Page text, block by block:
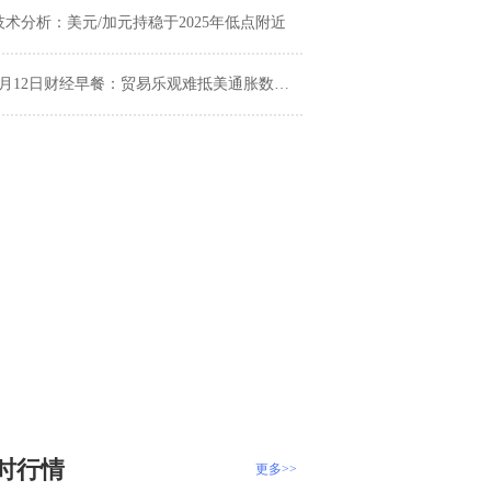
术分析：美元/加元持稳于2025年低点附近
日财经早餐：贸易乐观难抵美通胀数据不及预期，中东安全问题加剧，避险情绪回升助力金价上涨
更多>>
行情